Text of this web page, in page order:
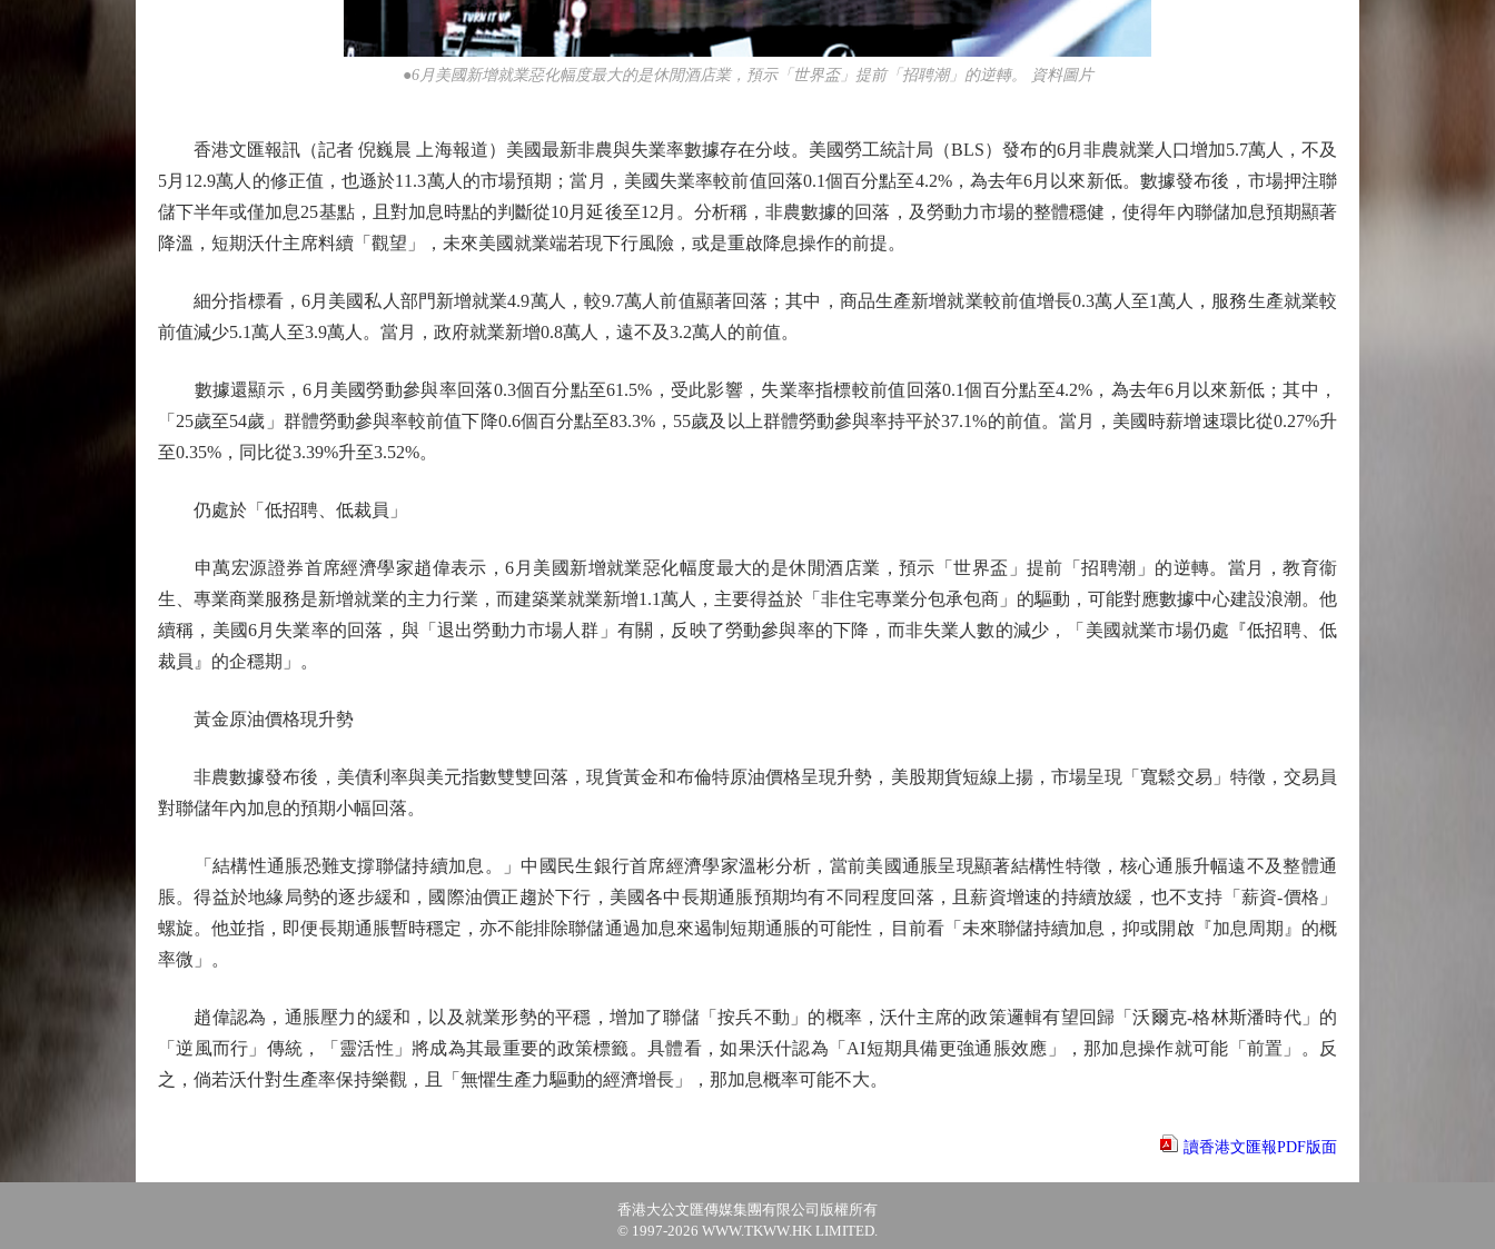
●6月美國新增就業惡化幅度最大的是休閒酒店業，預示「世界盃」提前「招聘潮」的逆轉。 資料圖片
香港文匯報訊（記者 倪巍晨 上海報道）美國最新非農與失業率數據存在分歧。美國勞工統計局（BLS）發布的6月非農就業人口增加5.7萬人，不及
5月12.9萬人的修正值，也遜於11.3萬人的市場預期；當月，美國失業率較前值回落0.1個百分點至4.2%，為去年6月以來新低。數據發布後，市場押注聯
儲下半年或僅加息25基點，且對加息時點的判斷從10月延後至12月。分析稱，非農數據的回落，及勞動力市場的整體穩健，使得年內聯儲加息預期顯著
降溫，短期沃什主席料續「觀望」，未來美國就業端若現下行風險，或是重啟降息操作的前提。
細分指標看，6月美國私人部門新增就業4.9萬人，較9.7萬人前值顯著回落；其中，商品生產新增就業較前值增長0.3萬人至1萬人，服務生產就業較
前值減少5.1萬人至3.9萬人。當月，政府就業新增0.8萬人，遠不及3.2萬人的前值。
數據還顯示，6月美國勞動參與率回落0.3個百分點至61.5%，受此影響，失業率指標較前值回落0.1個百分點至4.2%，為去年6月以來新低；其中，
「25歲至54歲」群體勞動參與率較前值下降0.6個百分點至83.3%，55歲及以上群體勞動參與率持平於37.1%的前值。當月，美國時薪增速環比從0.27%升
至0.35%，同比從3.39%升至3.52%。
仍處於「低招聘、低裁員」
申萬宏源證券首席經濟學家趙偉表示，6月美國新增就業惡化幅度最大的是休閒酒店業，預示「世界盃」提前「招聘潮」的逆轉。當月，教育衞
生、專業商業服務是新增就業的主力行業，而建築業就業新增1.1萬人，主要得益於「非住宅專業分包承包商」的驅動，可能對應數據中心建設浪潮。他
續稱，美國6月失業率的回落，與「退出勞動力市場人群」有關，反映了勞動參與率的下降，而非失業人數的減少，「美國就業市場仍處『低招聘、低
裁員』的企穩期」。
黃金原油價格現升勢
非農數據發布後，美債利率與美元指數雙雙回落，現貨黃金和布倫特原油價格呈現升勢，美股期貨短線上揚，市場呈現「寬鬆交易」特徵，交易員
對聯儲年內加息的預期小幅回落。
「結構性通脹恐難支撐聯儲持續加息。」中國民生銀行首席經濟學家溫彬分析，當前美國通脹呈現顯著結構性特徵，核心通脹升幅遠不及整體通
脹。得益於地緣局勢的逐步緩和，國際油價正趨於下行，美國各中長期通脹預期均有不同程度回落，且薪資增速的持續放緩，也不支持「薪資-價格」
螺旋。他並指，即便長期通脹暫時穩定，亦不能排除聯儲通過加息來遏制短期通脹的可能性，目前看「未來聯儲持續加息，抑或開啟『加息周期』的概
率微」。
趙偉認為，通脹壓力的緩和，以及就業形勢的平穩，增加了聯儲「按兵不動」的概率，沃什主席的政策邏輯有望回歸「沃爾克-格林斯潘時代」的
「逆風而行」傳統，「靈活性」將成為其最重要的政策標籤。具體看，如果沃什認為「AI短期具備更強通脹效應」，那加息操作就可能「前置」。反
之，倘若沃什對生產率保持樂觀，且「無懼生產力驅動的經濟增長」，那加息概率可能不大。
讀香港文匯報PDF版面
香港大公文匯傳媒集團有限公司版權所有
© 1997-2026 WWW.TKWW.HK LIMITED.